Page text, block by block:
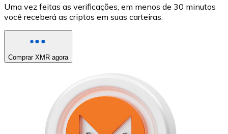
Uma vez feitas as verificações, em menos de 30 minutos
você receberá as criptos em suas carteiras.
Comprar XMR agora